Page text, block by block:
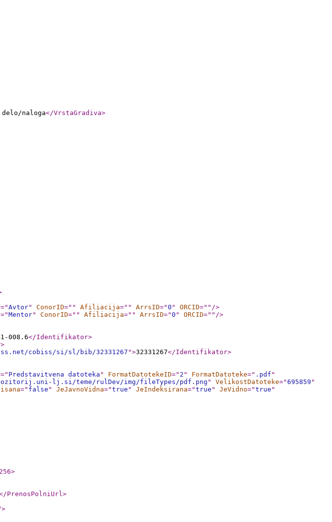
delo/naloga</VrstaGradiva>
="Avtor" ConorID=" " Afiliacija=" " ArrsID="0 " ORCID=" " />
="Mentor" ConorID=" " Afiliacija=" " ArrsID="0 " ORCID=" " />
008.6</Identifikator>
>
cobiss/si/sl/bib/32331267">32331267</Identifikator>
=" Predstavitvena datoteka " FormatDatotekeID=" 2 " FormatDatoteke=" .pdf "
lj.si/teme/rulDev/img/fileTypes/pdf.png " VelikostDatoteke="695859 "
=" false " JeJavnoVidna="true " JeIndeksirana="true " JeVidno="true "
>
PrenosPolniUrl>